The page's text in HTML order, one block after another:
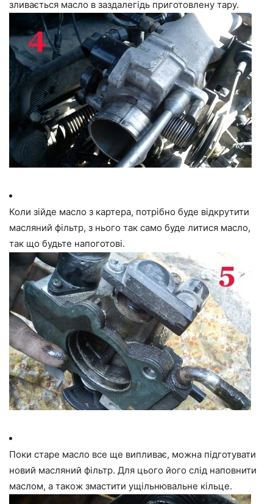
зливається масло в заздалегідь приготовлену тару.
Коли зійде масло з картера, потрібно буде відкрутити
масляний фільтр, з нього так само буде литися масло,
так що будьте напоготові.
Поки старе масло все ще випливає, можна підготувати
новий масляний фільтр. Для цього його слід наповнити
маслом, а також змастити ущільнювальне кільце.